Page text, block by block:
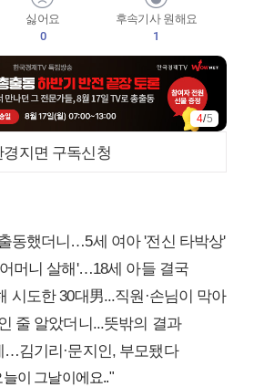
싫어요
0
후속기사 원해요
1
4/5
경지면 구독신청
동했더니…5세 여아 '전신 타박상'
머니 살해'…18세 아들 결국
시도한 30대男...직원·손님이 막아
줄 알았더니...뜻밖의 결과
…김기리·문지인, 부모됐다
이 그날이에요.."